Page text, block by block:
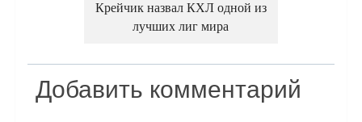
Крейчик назвал КХЛ одной из
лучших лиг мира
Добавить комментарий